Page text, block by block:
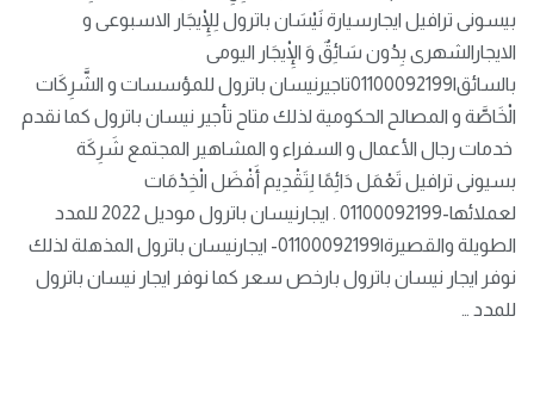
بيسونى ترافيل ايجارسيارة نَيْسَان باترول لِلْإِيجَار الاسبوعى و
الايجارالشهرى بِدُون سَائِقٌ وَ الْإِيجَار اليومى
بالسائق|01100092199تاجيرنيسان باترول للمؤسسات و الشَّرِكَات
الْخَاصَّة و المصالح الحكومية لذلك متاح تأجير نيسان باترول كما نقدم
خدمات رجال الأعمال و السفراء و المشاهير المجتمع شَرِكَة
بسيونى ترافيل تَعْمَل دَائِمًا لِتَقْدِيم أَفْضَل الْخِدْمَات
لعملائها-01100092199 . ايجارنيسان باترول موديل 2022 للمدد
الطويلة والقصيرة|01100092199- ايجارنيسان باترول المذهلة لذلك
نوفر ايجار نيسان باترول بارخص سعر كما نوفر ايجار نيسان باترول
للمدد …